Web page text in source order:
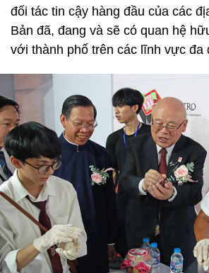
đối tác tin cậy hàng đầu của các
Bản đã, đang và sẽ có quan hệ
với thành phố trên các lĩnh vực đa